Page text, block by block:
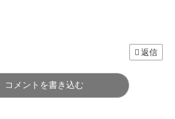
返信
コメントを書き込む